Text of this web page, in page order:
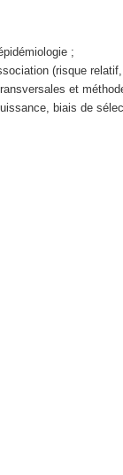
;
(risque
et
biais de